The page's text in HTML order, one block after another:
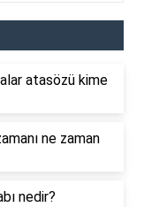
atasözü kime
ne zaman
nedir?